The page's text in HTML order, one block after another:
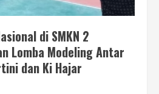
di SMKN 2
Lomba Modeling Antar
dan Ki Hajar